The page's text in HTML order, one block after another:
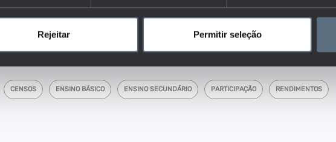
Rejeitar Permitir seleção
quanto mais perto de 0 for o Coeficiente de Gini, menor é a desigualdade; e quanto mais
próximo de 1, maior é a concentração de rendimento, logo maior é a desigualdade. Os
valores por NUTS foram obtidos a partir da média dos valores dos concelhos que
CENSOS ENSINO BÁSICO ENSINO SECUNDÁRIO PARTICIPAÇÃO RENDIMENTOS